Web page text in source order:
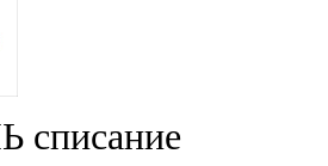
списание